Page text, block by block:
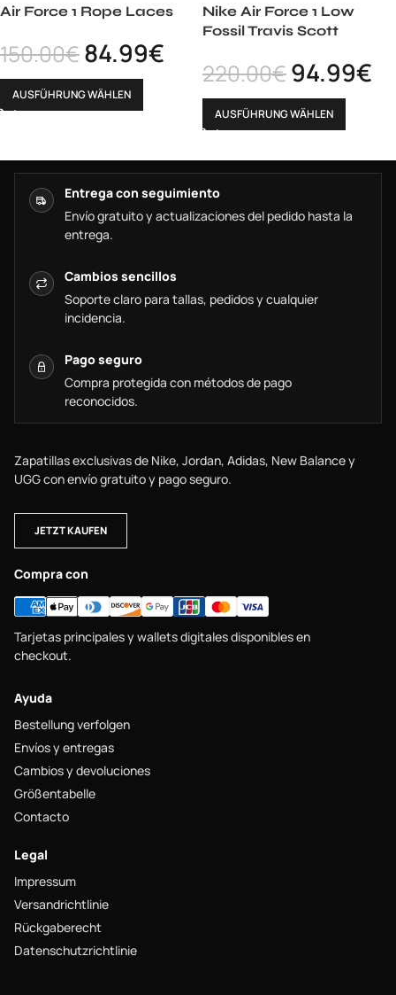
Air Force 1 Rope Laces
150.00€84.99€
AUSFÜHRUNG WÄHLEN
Nike Air Force 1 Low
Fossil Travis Scott
220.00€94.99€
AUSFÜHRUNG WÄHLEN
Entrega con seguimiento
Envío gratuito y actualizaciones del pedido hasta la
entrega.
Cambios sencillos
Soporte claro para tallas, pedidos y cualquier
incidencia.
Pago seguro
Compra protegida con métodos de pago
reconocidos.
Zapatillas exclusivas de Nike, Jordan, Adidas, New Balance y
UGG con envío gratuito y pago seguro.
JETZT KAUFEN
Compra con
Tarjetas principales y wallets digitales disponibles en
checkout.
Ayuda
Bestellung verfolgen
Envíos y entregas
Cambios y devoluciones
Größentabelle
Contacto
Legal
Impressum
Versandrichtlinie
Rückgaberecht
Datenschutzrichtlinie